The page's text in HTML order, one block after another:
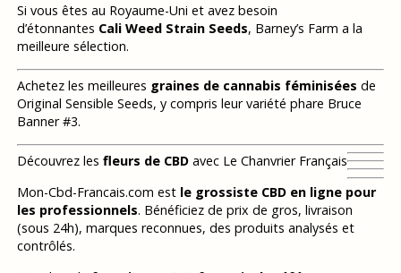
Si vous êtes au Royaume-Uni et avez besoin
d’étonnantes Cali Weed Strain Seeds, Barney’s Farm a la
meilleure sélection.
Achetez les meilleures graines de cannabis féminisées de
Original Sensible Seeds, y compris leur variété phare Bruce
Banner #3.
Découvrez les fleurs de CBDavec Le Chanvrier Français
Mon-Cbd-Francais.com est le grossiste CBD en ligne pour
les professionnels. Bénéficiez de prix de gros, livraison
(sous 24h), marques reconnues, des produits analysés et
contrôlés.